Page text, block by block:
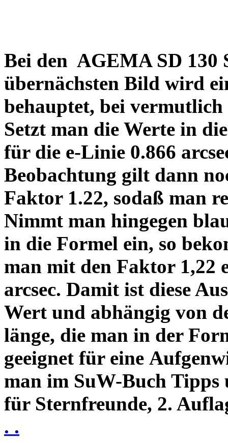
Bei den AGEMA SD 130
übernächsten Bild wird
behauptet, bei vermutlich
Setzt man die Werte in
für die e-Linie 0.866
Beobachtung gilt dann
Faktor 1.22, sodaß man
Nimmt man hingegen
in die Formel ein, so
man mit den Faktor 1,22
arcsec. Damit ist diese
Wert und abhängig von
länge, die man in der
geeignet für eine
man im SuW-Buch Tipps
für Sternfreunde, 2.
. .